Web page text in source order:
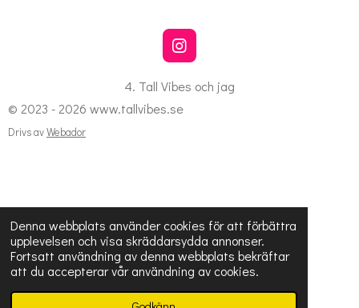
Denna webbplats använder cookies för att förbättra
upplevelsen och visa skräddarsydda annonser.
Fortsatt användning av denna webbplats bekräftar
att du accepterar vår användning av cookies.
o
k
I
n
s
a
4. Tall Vibes och jag
© 2023 - 2026 www.tallvibes.se
Drivs avWebador